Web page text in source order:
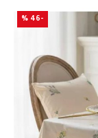
-46 %